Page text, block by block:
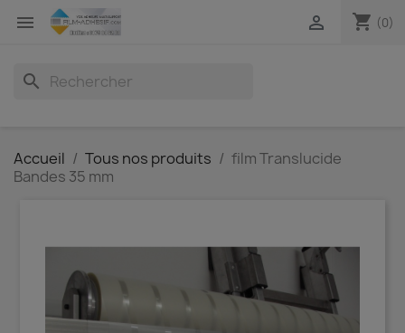
 shopping_cart (0)

search
Accueil Tous nos produits
film Translucide
Bandes 35 mm